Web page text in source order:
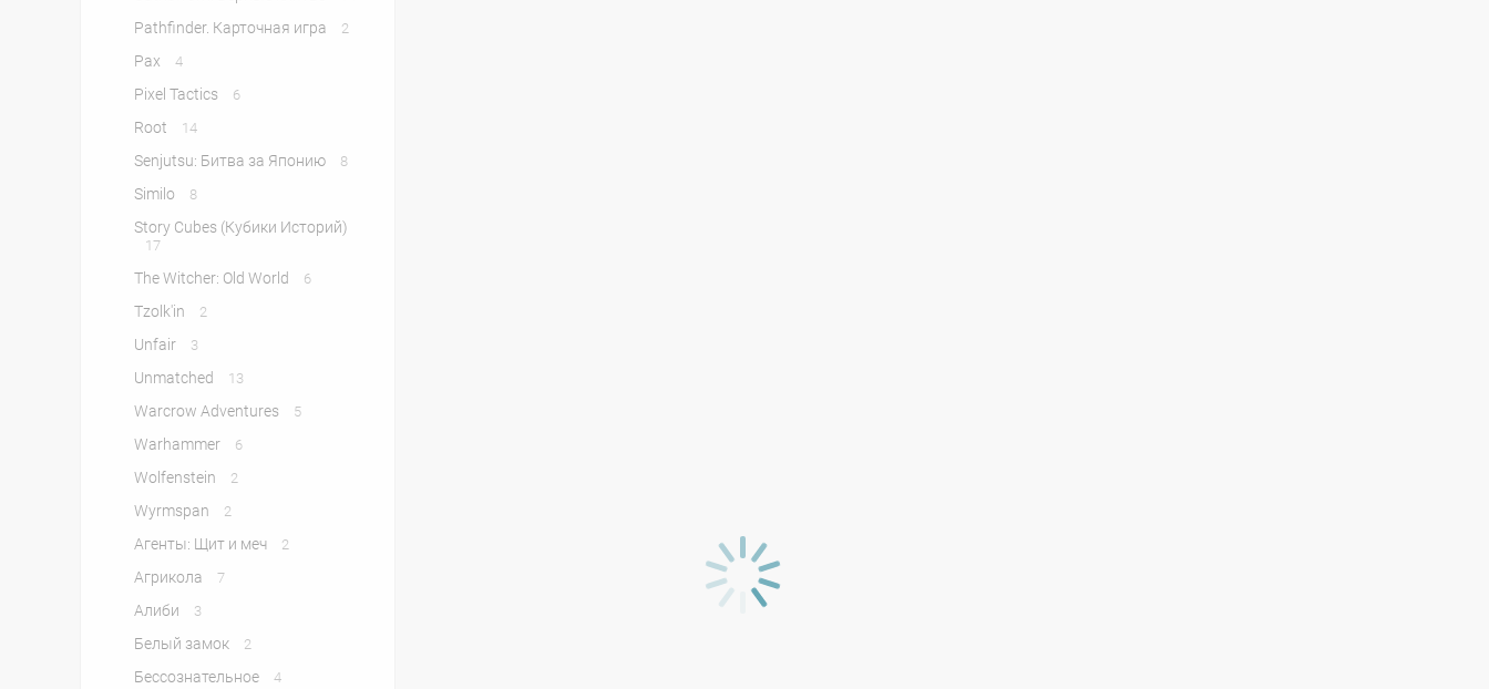
Pathfinder. Карточная игра 2
Pax 4
Pixel Tactics 6
Root 14
Senjutsu: Битва за Японию 8
Similo 8
Story Cubes (Кубики Историй)
17
The Witcher: Old World 6
Tzolk'in 2
Unfair 3
Unmatched 13
Warcrow Adventures 5
Warhammer 6
Wolfenstein 2
Wyrmspan 2
Агенты: Щит и меч 2
Агрикола 7
Алиби 3
Белый замок 2
Бессознательное 4